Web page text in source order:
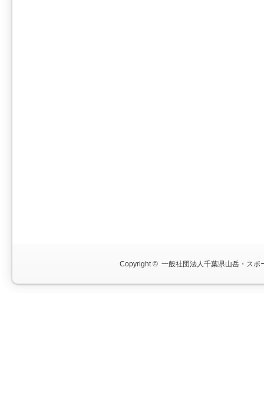
Copyright © 一般社団法人千葉県山岳・スポ